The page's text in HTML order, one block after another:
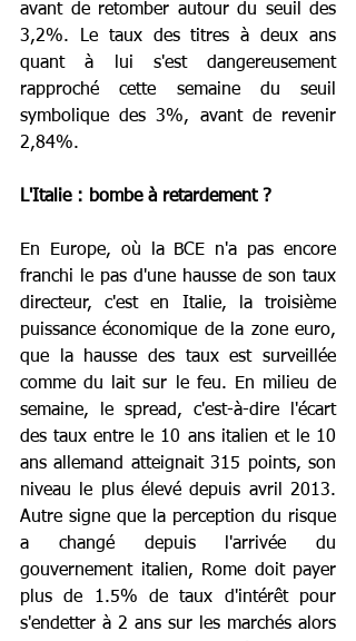
avant de retomber autour du seuil des
3,2%. Le taux des titres à deux ans
quant à lui s'est dangereusement
rapproché cette semaine du seuil
symbolique des 3%, avant de revenir
2,84%.
L'Italie : bombe à retardement ?
En Europe, où la BCE n'a pas encore
franchi le pas d'une hausse de son taux
directeur, c'est en Italie, la troisième
puissance économique de la zone euro,
que la hausse des taux est surveillée
comme du lait sur le feu. En milieu de
semaine, le spread, c'est-à-dire l'écart
des taux entre le 10 ans italien et le 10
ans allemand atteignait 315 points, son
niveau le plus élevé depuis avril 2013.
Autre signe que la perception du risque
a changé depuis l'arrivée du
gouvernement italien, Rome doit payer
plus de 1.5% de taux d'intérêt pour
s'endetter à 2 ans sur les marchés alors